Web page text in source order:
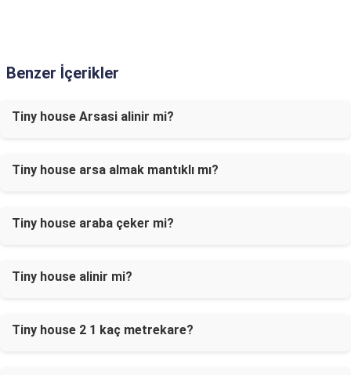
Benzer İçerikler
Tiny house Arsasi alinir mi?
Tiny house arsa almak mantıklı mı?
Tiny house araba çeker mi?
Tiny house alinir mi?
Tiny house 2 1 kaç metrekare?